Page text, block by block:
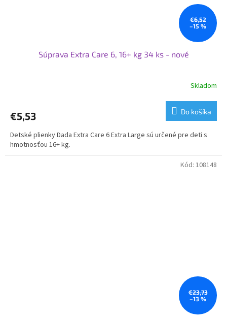
€6,52
–15 %
Súprava Extra Care 6, 16+ kg 34 ks - nové
je
z
5
hviezdičiek.
Skladom
€5,53 Do košíka
Detské plienky Dada Extra Care 6 Extra Large sú určené pre deti s
hmotnosťou 16+ kg.
€23,73
–13 %
Kód: 108148